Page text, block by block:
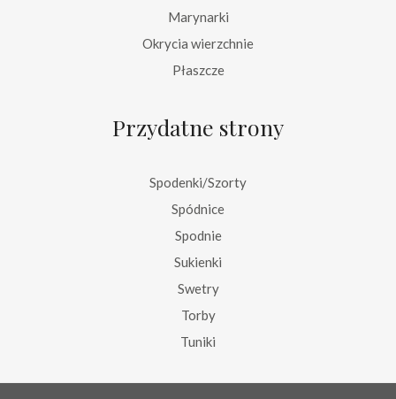
Marynarki
Okrycia wierzchnie
Płaszcze
Przydatne strony
Spodenki/Szorty
Spódnice
Spodnie
Sukienki
Swetry
Torby
Tuniki